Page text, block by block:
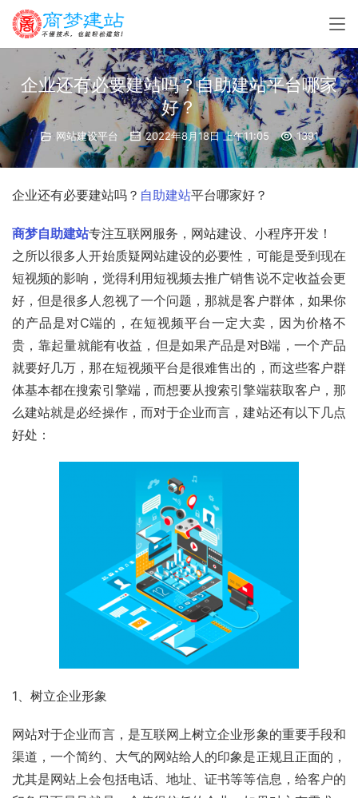
企业还有必要建站吗？自助建站平台哪家
好？
网站建设平台 2022年8月18日 上午11:05 1391
企业还有必要建站吗？ 自助建站平台哪家好？
商梦自助建站专注互联网服务，网站建设、小程序开发！
之所以很多人开始质疑网站建设的必要性，可能是受到现在
短视频的影响，觉得利用短视频去推广销售说不定收益会更
好，但是很多人忽视了一个问题，那就是客户群体，如果你
的产品是对C端的，在短视频平台一定大卖，因为价格不
贵，靠起量就能有收益，但是如果产品是对B端，一个产品
就要好几万，那在短视频平台是很难售出的，而这些客户群
体基本都在搜索引擎端，而想要从搜索引擎端获取客户，那
么建站就是必经操作，而对于企业而言，建站还有以下几点
好处：
1、树立企业形象
网站对于企业而言，是互联网上树立企业形象的重要手段和
渠道，一个简约、大气的网站给人的印象是正规且正面的，
尤其是网站上会包括电话、地址、证书等等信息，给客户的